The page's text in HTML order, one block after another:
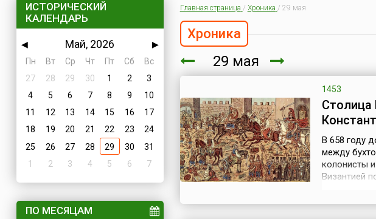
ИСТОРИЧЕСКИЙ
КАЛЕНДАРЬ
◀ Май, 2026
▶
Пн
Вт Ср Чт Пт Сб
Вс
27
28 29 30 1 2
3
4
5 6 7 8 9
10
11
12 13 14 15 16
17
18
19 20 21 22 23
24
25
26 27 28 29 30
31
1
2 3 4 5 6 7
ПО МЕСЯЦАМ
Главная страница / Хроника / 29 мая
Хроника
29 мая
1453
Столица
В 658 году
между
колонисты
Византией